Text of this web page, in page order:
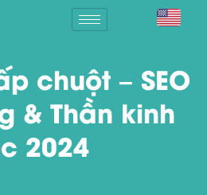
chuột – SEO
& Thần kinh
2024